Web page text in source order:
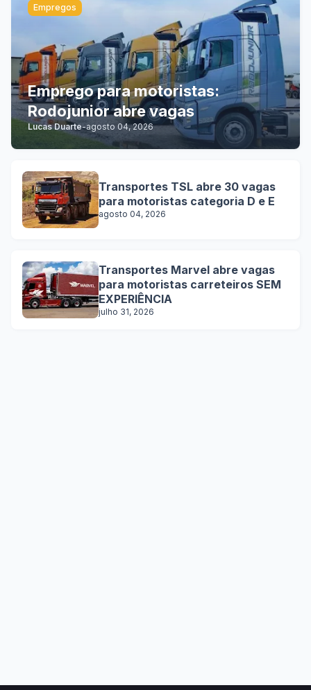
Empregos
Emprego para motoristas:
Rodojunior abre vagas
Lucas Duarte-agosto 04, 2026
Transportes TSL abre 30 vagas
para motoristas categoria D e E
agosto 04, 2026
Transportes Marvel abre vagas
para motoristas carreteiros SEM
EXPERIÊNCIA
julho 31, 2026